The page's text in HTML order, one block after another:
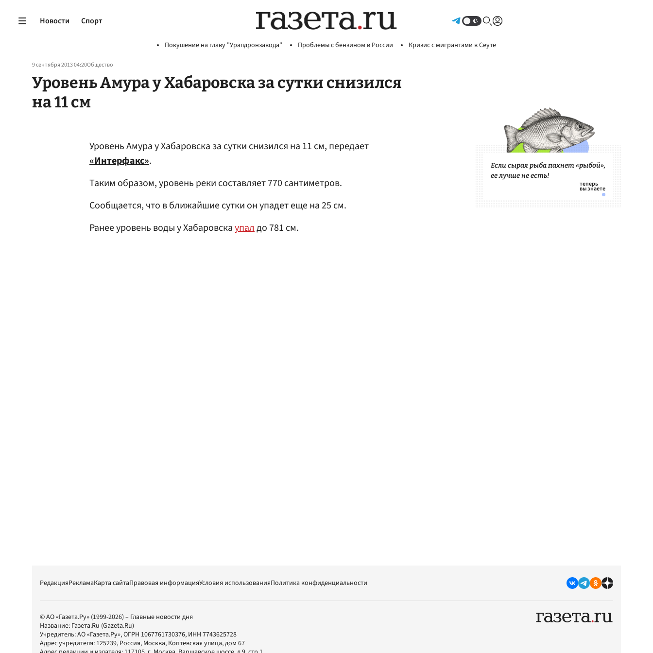
Новости Спорт
Покушение на главу "Уралдронзавода" Проблемы с бензином в России Кризис с мигрантами в Сеуте
9 сентября 2013 04:20Общество
Уровень Амура у Хабаровска за сутки снизился
на 11 см
Уровень Амура у Хабаровска за сутки снизился на 11 см, передает
«Интерфакс».
Таким образом, уровень реки составляет 770 сантиметров.
Сообщается, что в ближайшие сутки он упадет еще на 25 см.
Ранее уровень воды у Хабаровскаупалдо 781 см.
Если сырая рыба пахнет «рыбой»,
ее лучше не есть!
РедакцияРекламаКарта сайтаПравовая информацияУсловия использованияПолитика конфиденциальности
© АО «Газета.Ру» (1999-2026) – Главные новости дня
Название: Газета.Ru (Gazeta.Ru)
Учредитель:АО «Газета.Ру», ОГРН 1067761730376, ИНН 7743625728
Адрес учредителя: 125239, Россия, Москва, Коптевская улица, дом 67